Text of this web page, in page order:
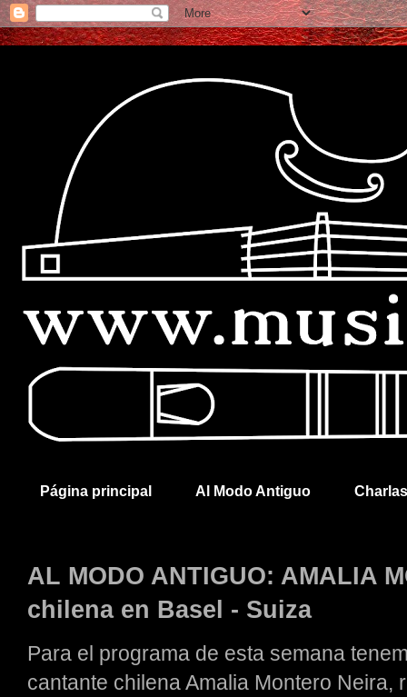
Página principal Al Modo Antiguo
AL MODO ANTIGUO: AMALIA
chilena en Basel - Suiza
Para el programa de esta semana
cantante chilena Amalia Montero Neira,